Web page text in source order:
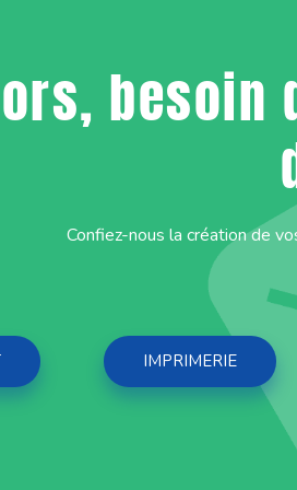
besoin
Confiez-nous la création de
IMPRIMERIE